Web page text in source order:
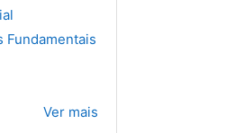
Fundamentais
Ver mais